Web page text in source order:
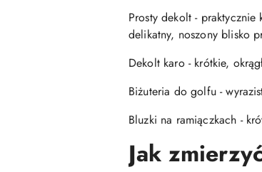
Prosty dekolt -
delikatny, noszony blisko
Dekolt karo - krótkie,
Biżuteria do golfu -
Bluzki na ramiączkach -
Jak